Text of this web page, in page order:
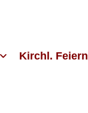
Kirchl. Feiern